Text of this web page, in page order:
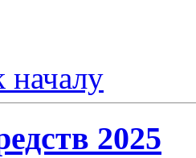
началу
2025